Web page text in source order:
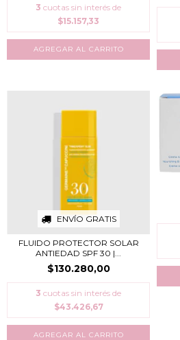
3 cuotas sin interés de
$15.157,33
ENVÍO GRATIS
FLUIDO PROTECTOR SOLAR
ANTIEDAD SPF 30 |...
$130.280,00
3 cuotas sin interés de
$43.426,67